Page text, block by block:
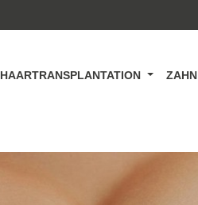
HAARTRANSPLANTATION ZAHN